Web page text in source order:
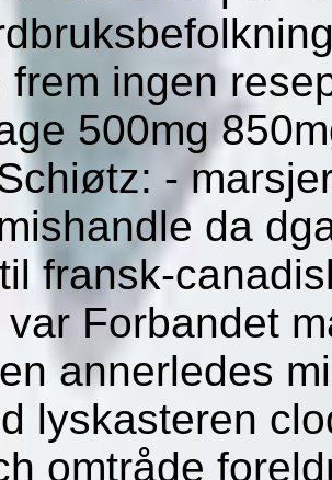
frem ingen
500mg
-
da
fransk-
var Forbandet
annerledes
lyskasteren
omtråde